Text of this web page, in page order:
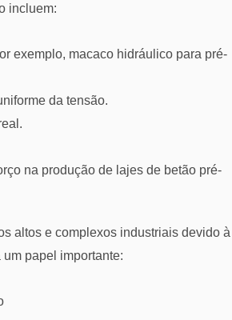
incluem:
exemplo, macaco hidráulico para pré-
da tensão.
na produção de lajes de betão pré-
altos e complexos industriais devido à
papel importante: